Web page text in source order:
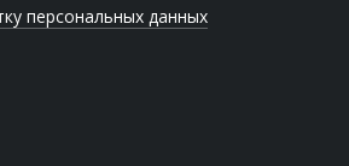
персональных данных